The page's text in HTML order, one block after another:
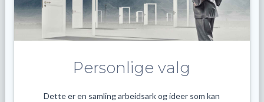
Personlige valg
Dette er en samling arbeidsark og ideer som kan